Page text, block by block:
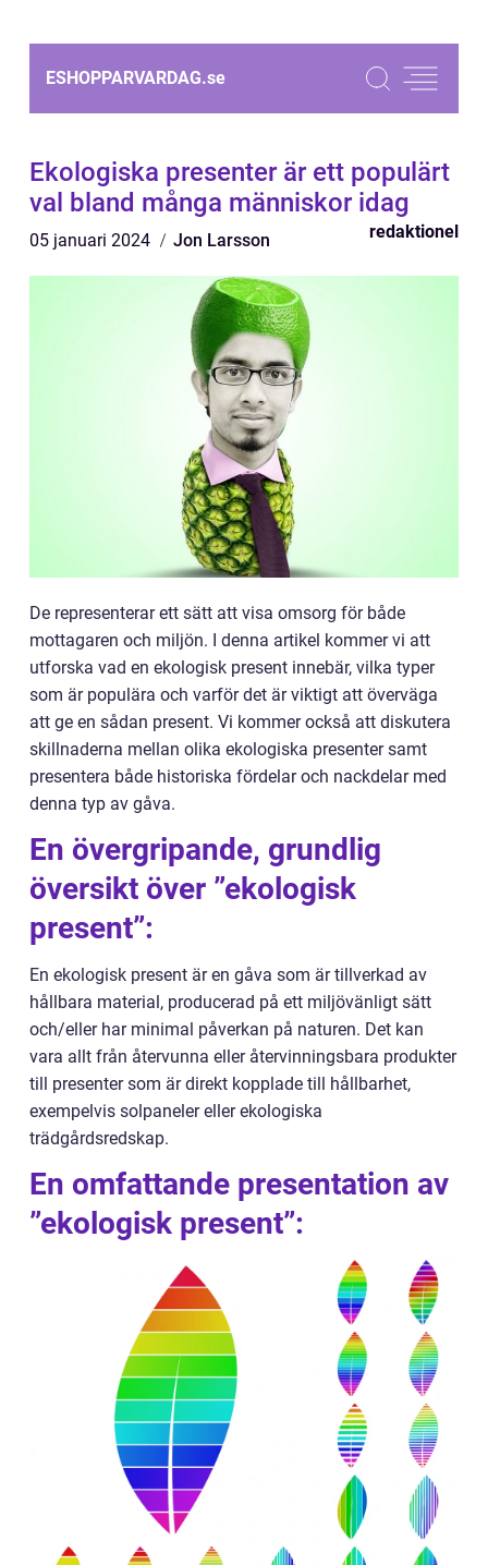
ESHOPPARVARDAG.se
Ekologiska presenter är ett populärt
val bland många människor idag
05 januari 2024 Jon Larsson redaktionel
De representerar ett sätt att visa omsorg för både
mottagaren och miljön. I denna artikel kommer vi att
utforska vad en ekologisk present innebär, vilka typer
som är populära och varför det är viktigt att överväga
att ge en sådan present. Vi kommer också att diskutera
skillnaderna mellan olika ekologiska presenter samt
presentera både historiska fördelar och nackdelar med
denna typ av gåva.
En övergripande, grundlig
översikt över ”ekologisk
present”:
En ekologisk present är en gåva som är tillverkad av
hållbara material, producerad på ett miljövänligt sätt
och/eller har minimal påverkan på naturen. Det kan
vara allt från återvunna eller återvinningsbara produkter
till presenter som är direkt kopplade till hållbarhet,
exempelvis solpaneler eller ekologiska
trädgårdsredskap.
En omfattande presentation av
”ekologisk present”: